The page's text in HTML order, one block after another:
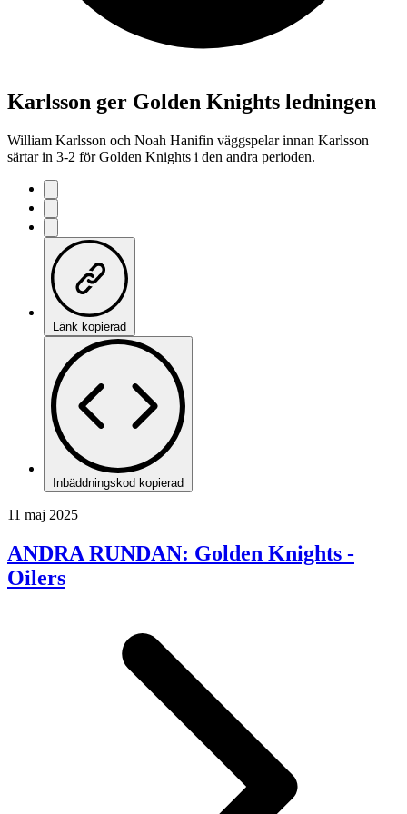
Karlsson ger Golden Knights ledningen
William Karlsson och Noah Hanifin väggspelar innan Karlsson
särtar in 3-2 för Golden Knights i den andra perioden.
Länk kopierad
Inbäddningskod kopierad
11 maj 2025
ANDRA RUNDAN: Golden Knights -
Oilers